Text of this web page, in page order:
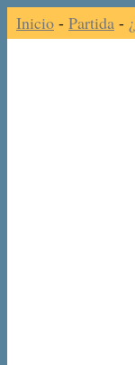
Inicio - Partida -